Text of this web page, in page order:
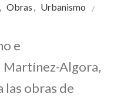
, Obras , Urbanismo
e
Algora,
las obras de